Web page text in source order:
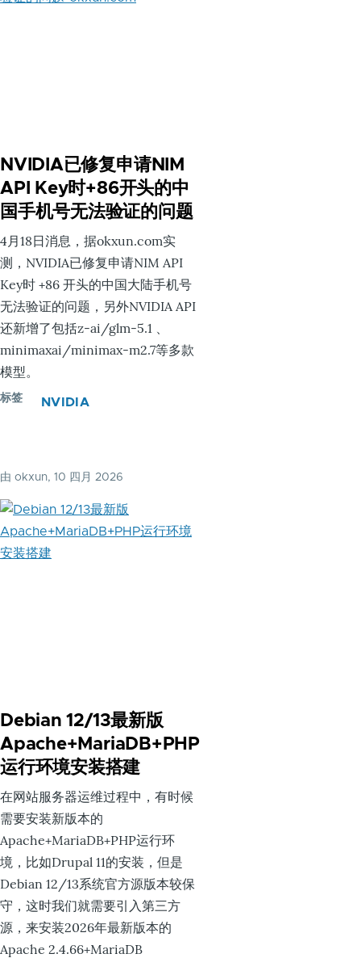
NVIDIA已修复申请NIM
API Key时+86开头的中
国手机号无法验证的问题
4月18日消息，据okxun.com实
测，NVIDIA已修复申请NIM API
Key时 +86 开头的中国大陆手机号
无法验证的问题，另外NVIDIA API
还新增了包括z-ai/glm-5.1 、
minimaxai/minimax-m2.7等多款
模型。
标签 NVIDIA
由 okxun, 10 四月 2026
Debian 12/13最新版
Apache+MariaDB+PHP
运行环境安装搭建
在网站服务器运维过程中，有时候
需要安装新版本的
Apache+MariaDB+PHP运行环
境，比如Drupal 11的安装，但是
Debian 12/13系统官方源版本较保
守，这时我们就需要引入第三方
源，来安装2026年最新版本的
Apache 2.4.66+MariaDB